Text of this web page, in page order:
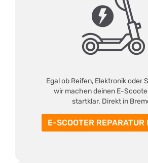
Egal ob Reifen, Elektronik oder
wir machen deinen E-
startklar. Direkt in
E-SCOOTER REPARATUR